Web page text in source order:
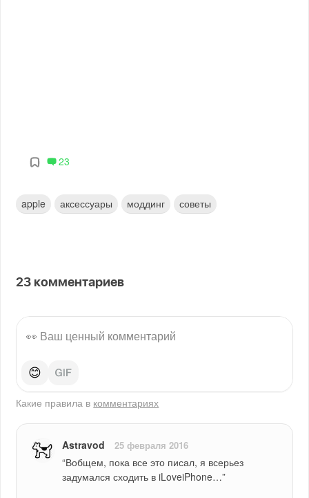
23
apple аксессуары моддинг советы
23 комментариев
😊
Какие правила в комментариях
Astravod 25 февраля 2016
“Вобщем, пока все это писал, я всерьез
задумался сходить в iLoveiPhone…”